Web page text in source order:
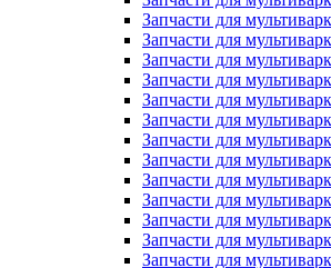
Запчасти для
Запчасти для
Запчасти для
Запчасти для
Запчасти для
Запчасти для
Запчасти для
Запчасти для
Запчасти для
Запчасти для
Запчасти для
Запчасти для
Запчасти для